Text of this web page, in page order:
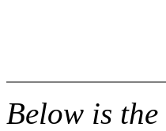
Below is the